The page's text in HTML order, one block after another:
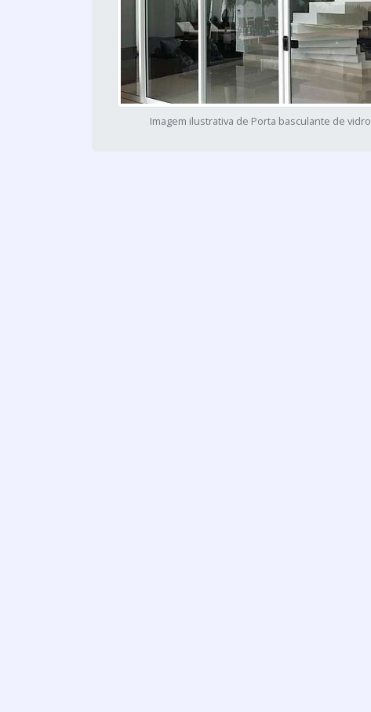
Imagem ilustrativa de Porta basculante de vidro